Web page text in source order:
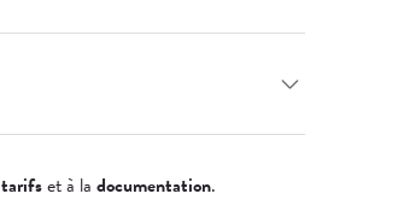
tarifset à la documentation.